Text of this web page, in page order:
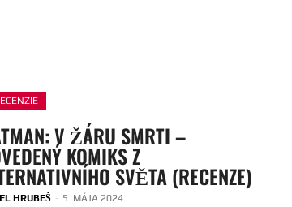
V ŽÁRU SMRTI –
KOMIKS Z
SVĚTA (RECENZE)
HRUBEŠ - 5. MÁJA 2024